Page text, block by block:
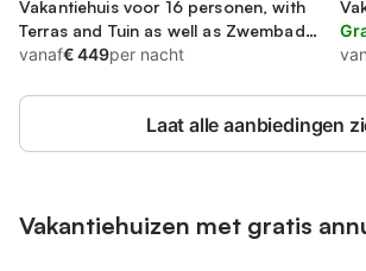
Meer
Vakantiehuis voor 16 personen, with
Terras and Tuin as well as Zwembad
and Uitzicht op het meer
vanaf€ 449per nacht
Laat alle aanbiedingen
Vakantiehuizen met gratis